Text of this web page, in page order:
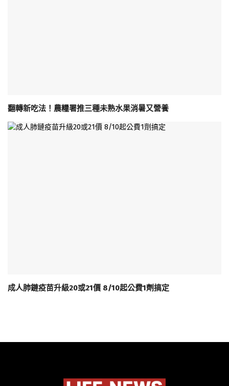
翻轉新吃法！農糧署推三種未熟水果消暑又營養
成人肺鏈疫苗升級20或21價 8/10起公費1劑搞定